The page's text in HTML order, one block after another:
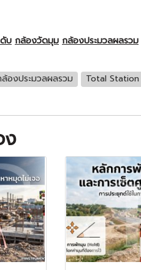
บ กล้องวัดมุม กล้องประมวลผลรวม
องประมวลผลรวม Total Station
ง